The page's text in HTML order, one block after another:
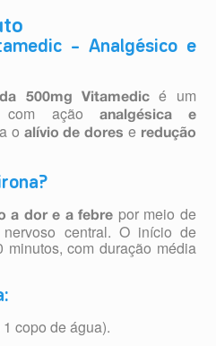
– Analgésico e
500mg Vitamedicé um
com ação
analgésica e
o alívio de dores e redução
a dor e a febre por meio de
central. O início de
com duração média
copo de água).